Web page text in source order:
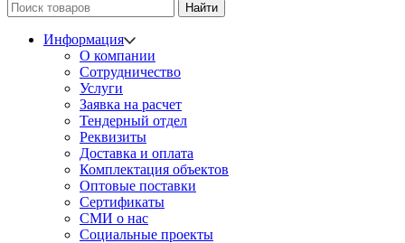
Найти
Информация
О компании
Сотрудничество
Услуги
Заявка на расчет
Тендерный отдел
Реквизиты
Доставка и оплата
Комплектация объектов
Оптовые поставки
Сертификаты
СМИ о нас
Социальные проекты